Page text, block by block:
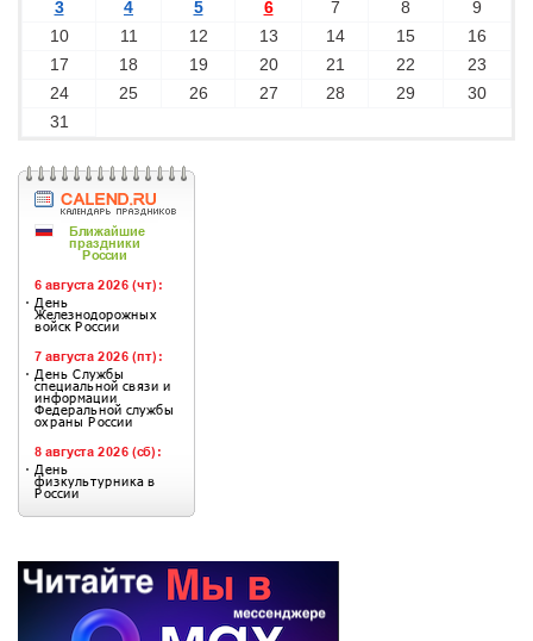
3
4 5 6 7 8
9
10
11 12 13 14 15
16
17
18 19 20 21 22
23
24
25 26 27 28 29
30
31